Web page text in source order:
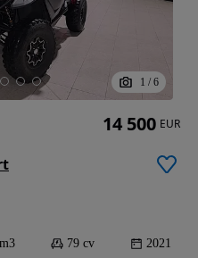
1 / 6
79 cv 2021
14 500 EUR